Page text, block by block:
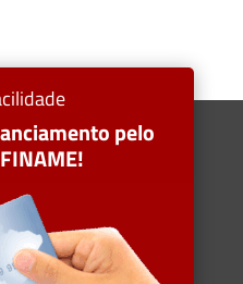
pelo